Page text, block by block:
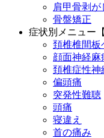
肩甲骨剥が
骨盤矯正
症状別メニュー
頚椎椎間板
顔面神経麻
頚椎症性神
偏頭痛
突発性難聴
頭痛
寝違え
首の痛み